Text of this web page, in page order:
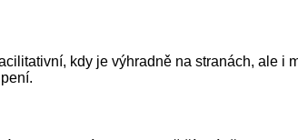
kdy je výhradně na stranách, ale